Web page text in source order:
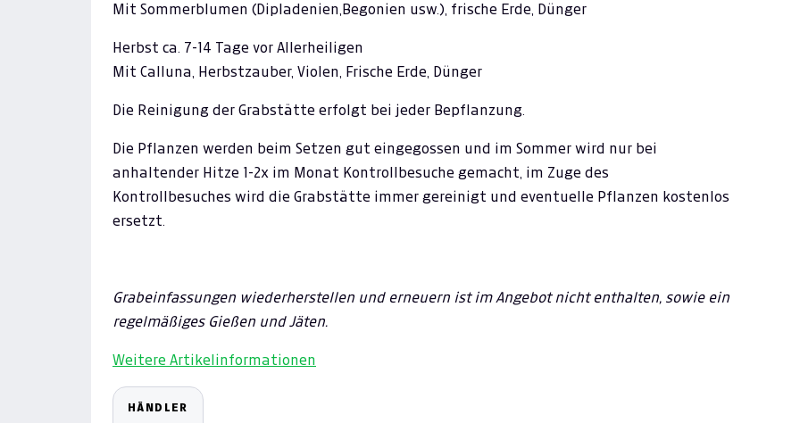
Mit Sommerblumen (Dipladenien,Begonien usw.), frische Erde, Dünger
Herbst ca. 7-14 Tage vor Allerheiligen
Mit Calluna, Herbstzauber, Violen, Frische Erde, Dünger
Die Reinigung der Grabstätte erfolgt bei jeder Bepflanzung.
Die Pflanzen werden beim Setzen gut eingegossen und im Sommer wird nur bei
anhaltender Hitze 1-2x im Monat Kontrollbesuche gemacht, im Zuge des
Kontrollbesuches wird die Grabstätte immer gereinigt und eventuelle Pflanzen kostenlos
ersetzt.
Grabeinfassungen wiederherstellen und erneuern ist im Angebot nicht enthalten, sowie ein
regelmäßiges Gießen und Jäten.
Weitere Artikelinformationen
HÄNDLER